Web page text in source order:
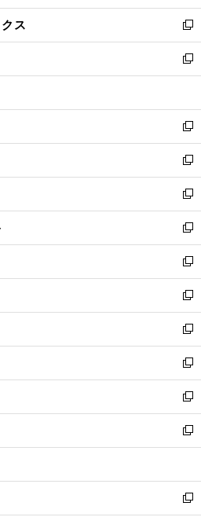
開
く
ウ
で
開
く
ン
ド
ウ
で
開
ウ
ィ
ン
ド
ウ
開
く
し
い
ウ
ィ
ン
ウ
で
開
く
ス
新
し
い
ウ
ン
ド
ウ
で
開
く
新
し
ウ
ィ
ン
ド
ウ
で
開
く
新
し
い
ウ
ィ
ン
ド
ウ
で
開
く
新
し
い
ウ
ィ
ン
ド
ウ
で
開
く
新
し
い
ウ
ィ
ン
ド
ウ
で
開
く
新
し
い
ウ
ィ
ン
ド
ウ
で
開
く
新
し
い
ウ
ィ
ン
ド
ウ
で
開
く
新
し
い
ウ
ィ
ン
ド
ウ
で
開
新
し
い
ウ
ィ
ン
ド
ウ
開
く
新
し
い
ウ
ィ
ン
ウ
で
新
し
い
ウ
ン
ド
新
し
ウ
ィ
新